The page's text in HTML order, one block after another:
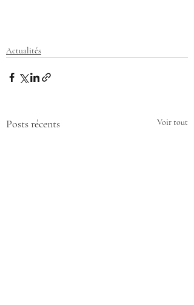
Actualités
Posts récents Voir tout